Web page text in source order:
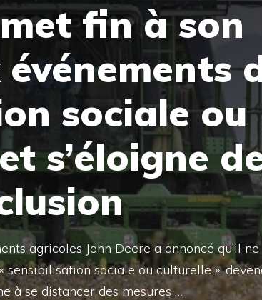
fin à son
sociale ou
s’éloigne
agricoles John Deere a annoncé qu’il ne
sensibilisation sociale ou culturelle »,
à se distancer des mesures …